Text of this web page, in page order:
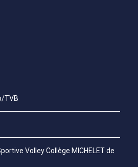
TVB
Volley Collège MICHELET de